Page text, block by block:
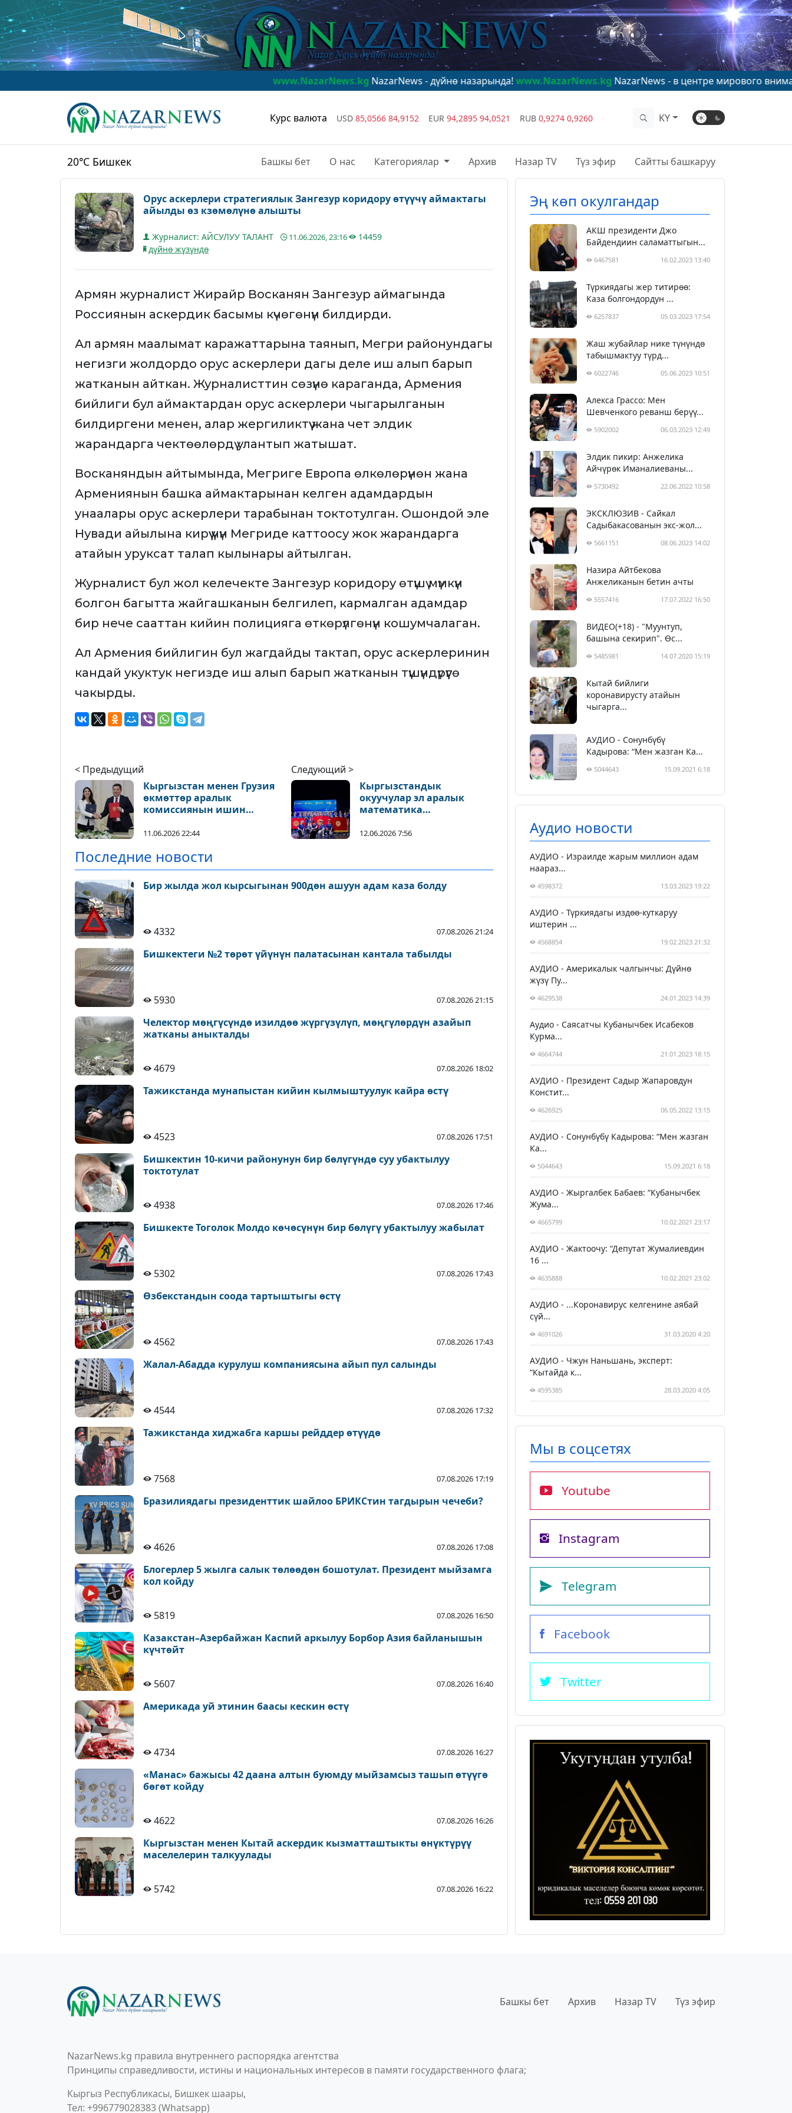
www.NazarNews.kgNazarNews - дүйнө назарында!www.NazarNews.kgNazarNews - в центре мирового внимания!
Курс валюта USD 85,0566 84,9152 EUR 94,2895 94,0521 RUB 0,9274 0,9260 KY
20°C Бишкек Башкы бет О нас Категориялар Архив Назар TV Түз эфир Сайтты башкаруу
Орус аскерлери стратегиялык Зангезур коридору өтүүчү аймактагы
айылды өз кзөмөлүнө алышты
Журналист: АЙСУЛУУ ТАЛАНТ 11.06.2026, 23:16
14459
дүйнө жүзүндө
Армян журналист Жирайр Восканян Зангезур аймагында
Россиянын аскердик басымы күчөгөнүн билдирди.
Ал армян маалымат каражаттарына таянып, Мегри районундагы
негизги жолдордо орус аскерлери дагы деле иш алып барып
жатканын айткан. Журналисттин сөзүнө караганда, Армения
бийлиги бул аймактардан орус аскерлери чыгарылганын
билдиргени менен, алар жергиликтүү жана чет элдик
жарандарга чектөөлөрдү улантып жатышат.
Восканяндын айтымында, Мегриге Европа өлкөлөрүнөн жана
Армениянын башка аймактарынан келген адамдардын
унаалары орус аскерлери тарабынан токтотулган. Ошондой эле
Нувади айылына кирүү үчүн Мегриде каттоосу жок жарандарга
атайын уруксат талап кылынары айтылган.
Журналист бул жол келечекте Зангезур коридору өтүшү мүмкүн
болгон багытта жайгашканын белгилеп, кармалган адамдар
бир нече сааттан кийин полицияга өткөрүлгөнүн кошумчалаган.
Ал Армения бийлигин бул жагдайды тактап, орус аскерлеринин
кандай укуктук негизде иш алып барып жатканын түшүндүрүүгө
чакырды.
< Предыдущий
Кыргызстан менен Грузия
өкмөттөр аралык
комиссиянын ишин
11.06.2026 22:44
Следующий >
Кыргызстандык
окуучулар эл аралык
математика
медаль жеңди
12.06.2026 7:56
Последние новости
Бир жылда жол кырсыгынан 900дөн ашуун адам каза болду
4332 07.08.2026 21:24
Бишкектеги №2 төрөт үйүнүн палатасынан кантала табылды
5930 07.08.2026 21:15
Челектор мөңгүсүндө изилдөө жүргүзүлүп, мөңгүлөрдүн азайып
жатканы аныкталды
4679 07.08.2026 18:02
Тажикстанда мунапыстан кийин кылмыштуулук кайра өстү
4523 07.08.2026 17:51
Бишкектин 10-кичи районунун бир бөлүгүндө суу убактылуу
токтотулат
4938 07.08.2026 17:46
Бишкекте Тоголок Молдо көчөсүнүн бир бөлүгү убактылуу жабылат
5302 07.08.2026 17:43
Өзбекстандын соода тартыштыгы өстү
4562 07.08.2026 17:43
Жалал-Абадда курулуш компаниясына айып пул салынды
4544 07.08.2026 17:32
Тажикстанда хиджабга каршы рейддер өтүүдө
7568 07.08.2026 17:19
Бразилиядагы президенттик шайлоо БРИКСтин тагдырын чечеби?
4626 07.08.2026 17:08
Блогерлер 5 жылга салык төлөөдөн бошотулат. Президент мыйзамга
кол койду
5819 07.08.2026 16:50
Казакстан–Азербайжан Каспий аркылуу Борбор Азия байланышын
күчтөйт
5607 07.08.2026 16:40
Америкада уй этинин баасы кескин өстү
4734 07.08.2026 16:27
«Манас» бажысы 42 даана алтын буюмду мыйзамсыз ташып өтүүгө
бөгөт койду
4622 07.08.2026 16:26
Кыргызстан менен Кытай аскердик кызматташтыкты өнүктүрүү
маселелерин талкуулады
5742 07.08.2026 16:22
Эң көп окулгандар
АКШ президенти Джо
Байдендиин саламаттыгын...
6467581 16.02.2023 13:40
Түркиядагы жер титирөө:
Каза болгондордун ...
6257837 05.03.2023 17:54
Жаш жубайлар нике түнүндө
табышмактуу түрд...
6022746 05.06.2023 10:51
Алекса Грассо: Мен
Шевченкого реванш берүү...
5902002 06.03.2023 12:49
Элдик пикир: Анжелика
Айчүрөк Иманалиеваны...
5730492 22.06.2022 10:58
ЭКСКЛЮЗИВ - Сайкал
Садыбакасованын экс-жол...
5661151 08.06.2023 14:02
Назира Айтбекова
Анжеликанын бетин ачты
5557416 17.07.2022 16:50
ВИДЕО(+18) - "Муунтуп,
башына секирип". Өс...
5485981 14.07.2020 15:19
Кытай бийлиги
коронавирусту атайын
чыгарга...
АУДИО - Сонунбүбү
Кадырова: “Мен жазган Ка...
5044643 15.09.2021 6:18
Аудио новости
АУДИО - Израилде жарым миллион адам
наараз...
4598372 13.03.2023 19:22
АУДИО - Түркиядагы издөө-куткаруу
иштерин ...
4568854 19.02.2023 21:32
АУДИО - Америкалык чалгынчы: Дүйнө
жүзү Пу...
4629538 24.01.2023 14:39
Аудио - Саясатчы Кубанычбек Исабеков
Курма...
4664744 21.01.2023 18:15
АУДИО - Президент Садыр Жапаровдун
Констит...
4626925 06.05.2022 13:15
АУДИО - Сонунбүбү Кадырова: “Мен жазган
Ка...
5044643 15.09.2021 6:18
АУДИО - Жыргалбек Бабаев: “Кубанычбек
Жума...
4665799 10.02.2021 23:17
АУДИО - Жактоочу: “Депутат Жумалиевдин
16 ...
4635888 10.02.2021 23:02
АУДИО - ...Коронавирус келгенине аябай
сүй...
4691026 31.03.2020 4:20
АУДИО - Чжун Наньшань, эксперт:
“Кытайда к...
4595385 28.03.2020 4:05
Мы в соцсетях
Youtube
Instagram
Telegram
Facebook
Twitter
Башкы бет Архив Назар TV Түз эфир
NazarNews.kg правила внутреннего распорядка агентства
Принципы справедливости, истины и национальных интересов в памяти государственного флага;
Кыргыз Республикасы, Бишкек шаары,
Тел: +996779028383 (Whatsapp)